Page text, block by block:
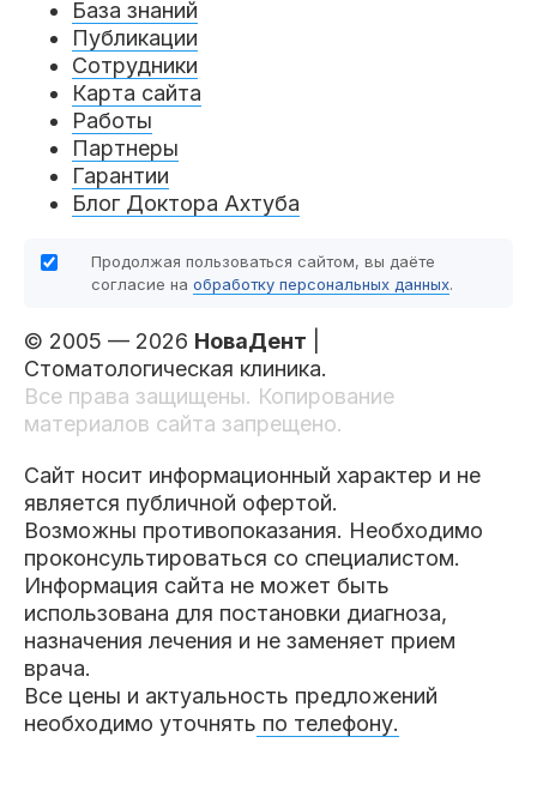
База знаний
Публикации
Сотрудники
Карта сайта
Работы
Партнеры
Гарантии
Блог Доктора Ахтуба
Продолжая пользоваться сайтом, вы даёте
согласие на обработку персональных данных.
© 2005 — 2026 НоваДент
Стоматологическая клиника.
Все права защищены. Копирование
материалов сайта запрещено.
Сайт носит информационный характер и не
является публичной офертой.
Возможны противопоказания. Необходимо
проконсультироваться со специалистом.
Информация сайта не может быть
использована для постановки диагноза,
назначения лечения и не заменяет прием
врача.
Все цены и актуальность предложений
необходимо уточнять по телефону.